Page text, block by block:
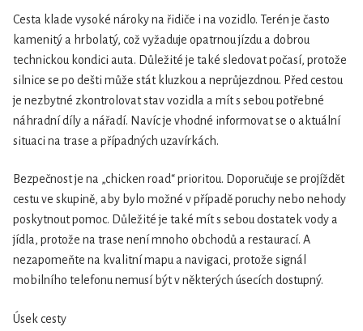
Cesta klade vysoké nároky na řidiče i na vozidlo. Terén je často
kamenitý a hrbolatý, což vyžaduje opatrnou jízdu a dobrou
technickou kondici auta. Důležité je také sledovat počasí, protože
silnice se po dešti může stát kluzkou a neprůjezdnou. Před cestou
je nezbytné zkontrolovat stav vozidla a mít s sebou potřebné
náhradní díly a nářadí. Navíc je vhodné informovat se o aktuální
situaci na trase a případných uzavírkách.
Bezpečnost je na „chicken road“ prioritou. Doporučuje se projíždět
cestu ve skupině, aby bylo možné v případě poruchy nebo nehody
poskytnout pomoc. Důležité je také mít s sebou dostatek vody a
jídla, protože na trase není mnoho obchodů a restaurací. A
nezapomeňte na kvalitní mapu a navigaci, protože signál
mobilního telefonu nemusí být v některých úsecích dostupný.
Úsek cesty